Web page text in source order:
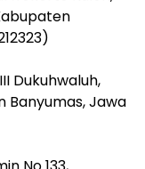
Dukuhwaluh,
Banyumas, Jawa